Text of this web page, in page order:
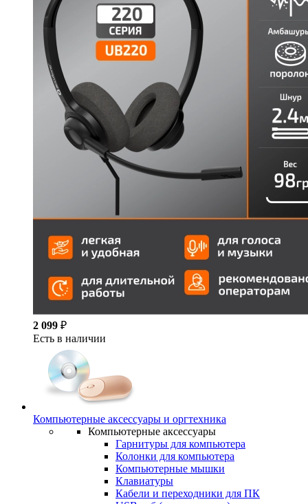
2 099 ₽
Есть в наличии
Компьютерные аксессуары и оргтехника
Компьютерные аксессуары
Гарнитуры для компьютера
Колонки для компьютера
Компьютерные мышки
Клавиатуры
Кабели и переходники для ПК